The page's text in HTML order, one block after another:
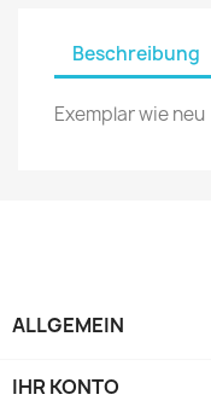
Beschreibung
Exemplar wie neu
ALLGEMEIN
IHR KONTO